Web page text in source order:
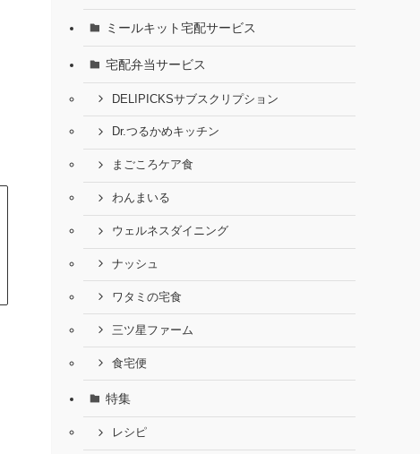
ミールキット宅配サービス
宅配弁当サービス
DELIPICKSサブスクリプション
Dr.つるかめキッチン
まごころケア食
わんまいる
ウェルネスダイニング
ナッシュ
ワタミの宅食
三ツ星ファーム
食宅便
特集
レシピ